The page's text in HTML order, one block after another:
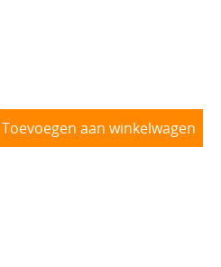
Toevoegen aan winkelwagen